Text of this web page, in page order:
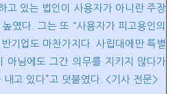
고 있는 법인이 사용자가 아니란 주장
였다. 그는 또 “사용자가 피고용인의
기업도 마찬가지다. 사립대에만 특별
아님에도 그간 의무를 지키지 않다가
고 있다”고 덧붙였다. <기사 전문>